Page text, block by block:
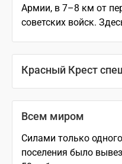
Армии, в 7–8 км от
советских войск.
Красный Крест
Всем миром
Силами только
поселения было